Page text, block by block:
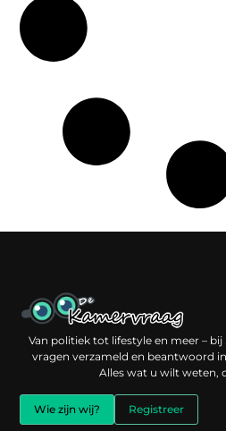
Van politiek tot lifestyle en meer – bij
vragen verzameld en beantwoord
Alles wat u wilt weten,
Wie zijn wij? Registreer